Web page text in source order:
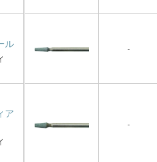
ル
ア
-
-